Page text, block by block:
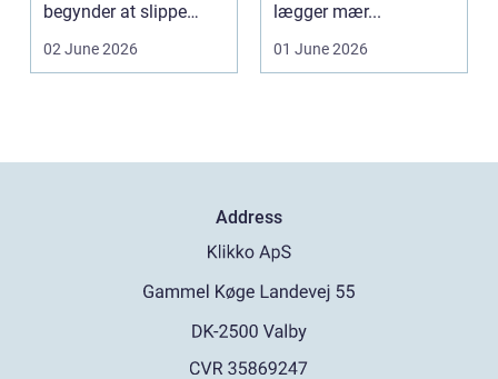
begynder at slippe
vand ind, kan skaderne
02 June 2026
lægger mær...
01 June 2026
Address